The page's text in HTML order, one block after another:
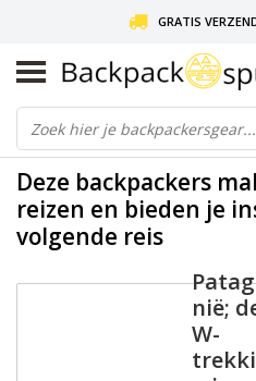
GRATIS
LIEFDE VOOR
30 DAGEN
Deze backpackers
reizen en bieden je
volgende reis
nië;
W-